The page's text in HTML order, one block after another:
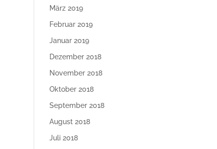
März 2019
Februar 2019
Januar 2019
Dezember 2018
November 2018
Oktober 2018
September 2018
August 2018
Juli 2018